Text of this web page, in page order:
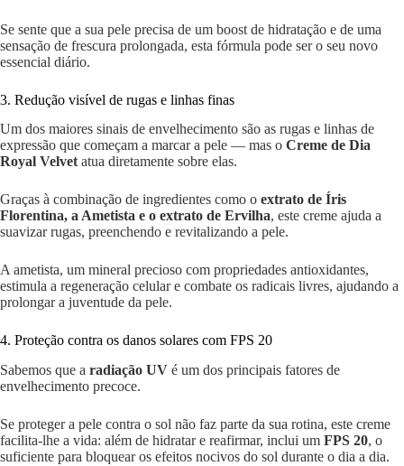
Se sente que a sua pele precisa de um boost de hidratação e de uma
sensação de frescura prolongada, esta fórmula pode ser o seu novo
essencial diário.
3. Redução visível de rugas e linhas finas
Um dos maiores sinais de envelhecimento são as rugas e linhas de
expressão que começam a marcar a pele — mas o Creme de Dia
Royal Velvet atua diretamente sobre elas.
Graças à combinação de ingredientes como o extrato de Íris
Florentina, a Ametista e o extrato de Ervilha, este creme ajuda a
suavizar rugas, preenchendo e revitalizando a pele.
A ametista, um mineral precioso com propriedades antioxidantes,
estimula a regeneração celular e combate os radicais livres, ajudando a
prolongar a juventude da pele.
4. Proteção contra os danos solares com FPS 20
Sabemos que a radiação UV é um dos principais fatores de
envelhecimento precoce.
Se proteger a pele contra o sol não faz parte da sua rotina, este creme
facilita-lhe a vida: além de hidratar e reafirmar, inclui um FPS 20, o
suficiente para bloquear os efeitos nocivos do sol durante o dia a dia.